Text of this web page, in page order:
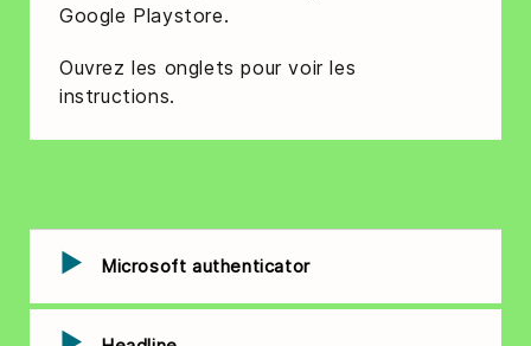
Google Playstore.
Ouvrez les onglets pour voir les
instructions.
Microsoft authenticator